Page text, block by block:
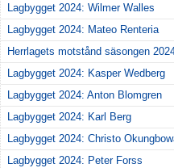
Lagbygget 2024: Wilmer Walles
Lagbygget 2024: Mateo Renteria
Herrlagets motstånd säsongen
Lagbygget 2024: Kasper Wedberg
Lagbygget 2024: Anton Blomgren
Lagbygget 2024: Karl Berg
Lagbygget 2024: Christo
Lagbygget 2024: Peter Forss